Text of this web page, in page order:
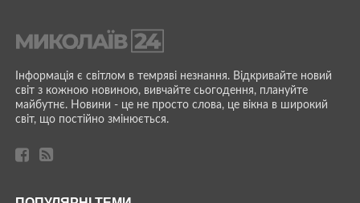
Інформація є світлом в темряві незнання. Відкривайте новий
світ з кожною новиною, вивчайте сьогодення, плануйте
майбутнє. Новини - це не просто слова, це вікна в широкий
світ, що постійно змінюється.